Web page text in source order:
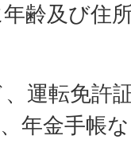
齢及び住
運転免許
年金手帳